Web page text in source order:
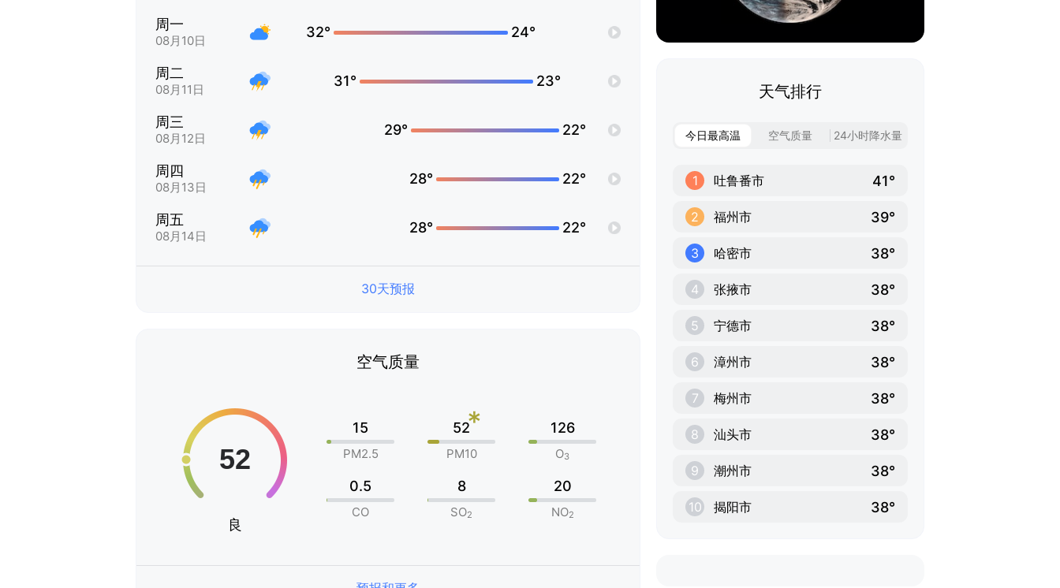
周一
08月10日
32° 24°
周二
08月11日
31° 23°
周三
08月12日
29° 22°
周四
08月13日
28° 22°
周五
08月14日
28° 22°
30天预报
空气质量
良
15
PM2.5
52*
PM10
126
O3
0.5
CO
8
SO2
20
NO2
天气排行
今日最高温 空气质量 24小时降水量
1 吐鲁番市 41°
2 福州市 39°
3 哈密市 38°
4 张掖市 38°
5 宁德市 38°
6 漳州市 38°
7 梅州市 38°
8 汕头市 38°
9 潮州市 38°
10 揭阳市 38°